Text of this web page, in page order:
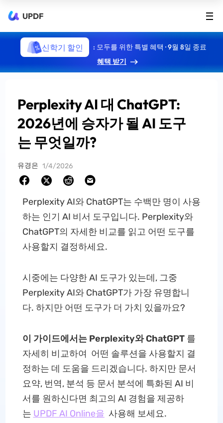
UPDF
신학기 할인
: 모두를 위한 특별 혜택 · 9월 8일 종료
혜택 받기
Perplexity AI 대 ChatGPT:
2026년에 승자가 될 AI 도구
는 무엇일까?
유경은 1/4/2026
Perplexity AI와 ChatGPT는 수백만 명이 사용
하는 인기 AI 비서 도구입니다. Perplexity와
ChatGPT의 자세한 비교를 읽고 어떤 도구를
사용할지 결정하세요.
시중에는 다양한 AI 도구가 있는데, 그중
Perplexity AI와 ChatGPT가 가장 유명합니
다. 하지만 어떤 도구가 더 가치 있을까요?
이 가이드에서는 Perplexity와 ChatGPT를
자세히 비교하여 어떤 솔루션을 사용할지 결
정하는 데 도움을 드리겠습니다. 하지만 문서
요약, 번역, 분석 등 문서 분석에 특화된 AI 비
서를 원하신다면 최고의 AI 경험을 제공하
는 UPDF AI Online을 사용해 보세요.